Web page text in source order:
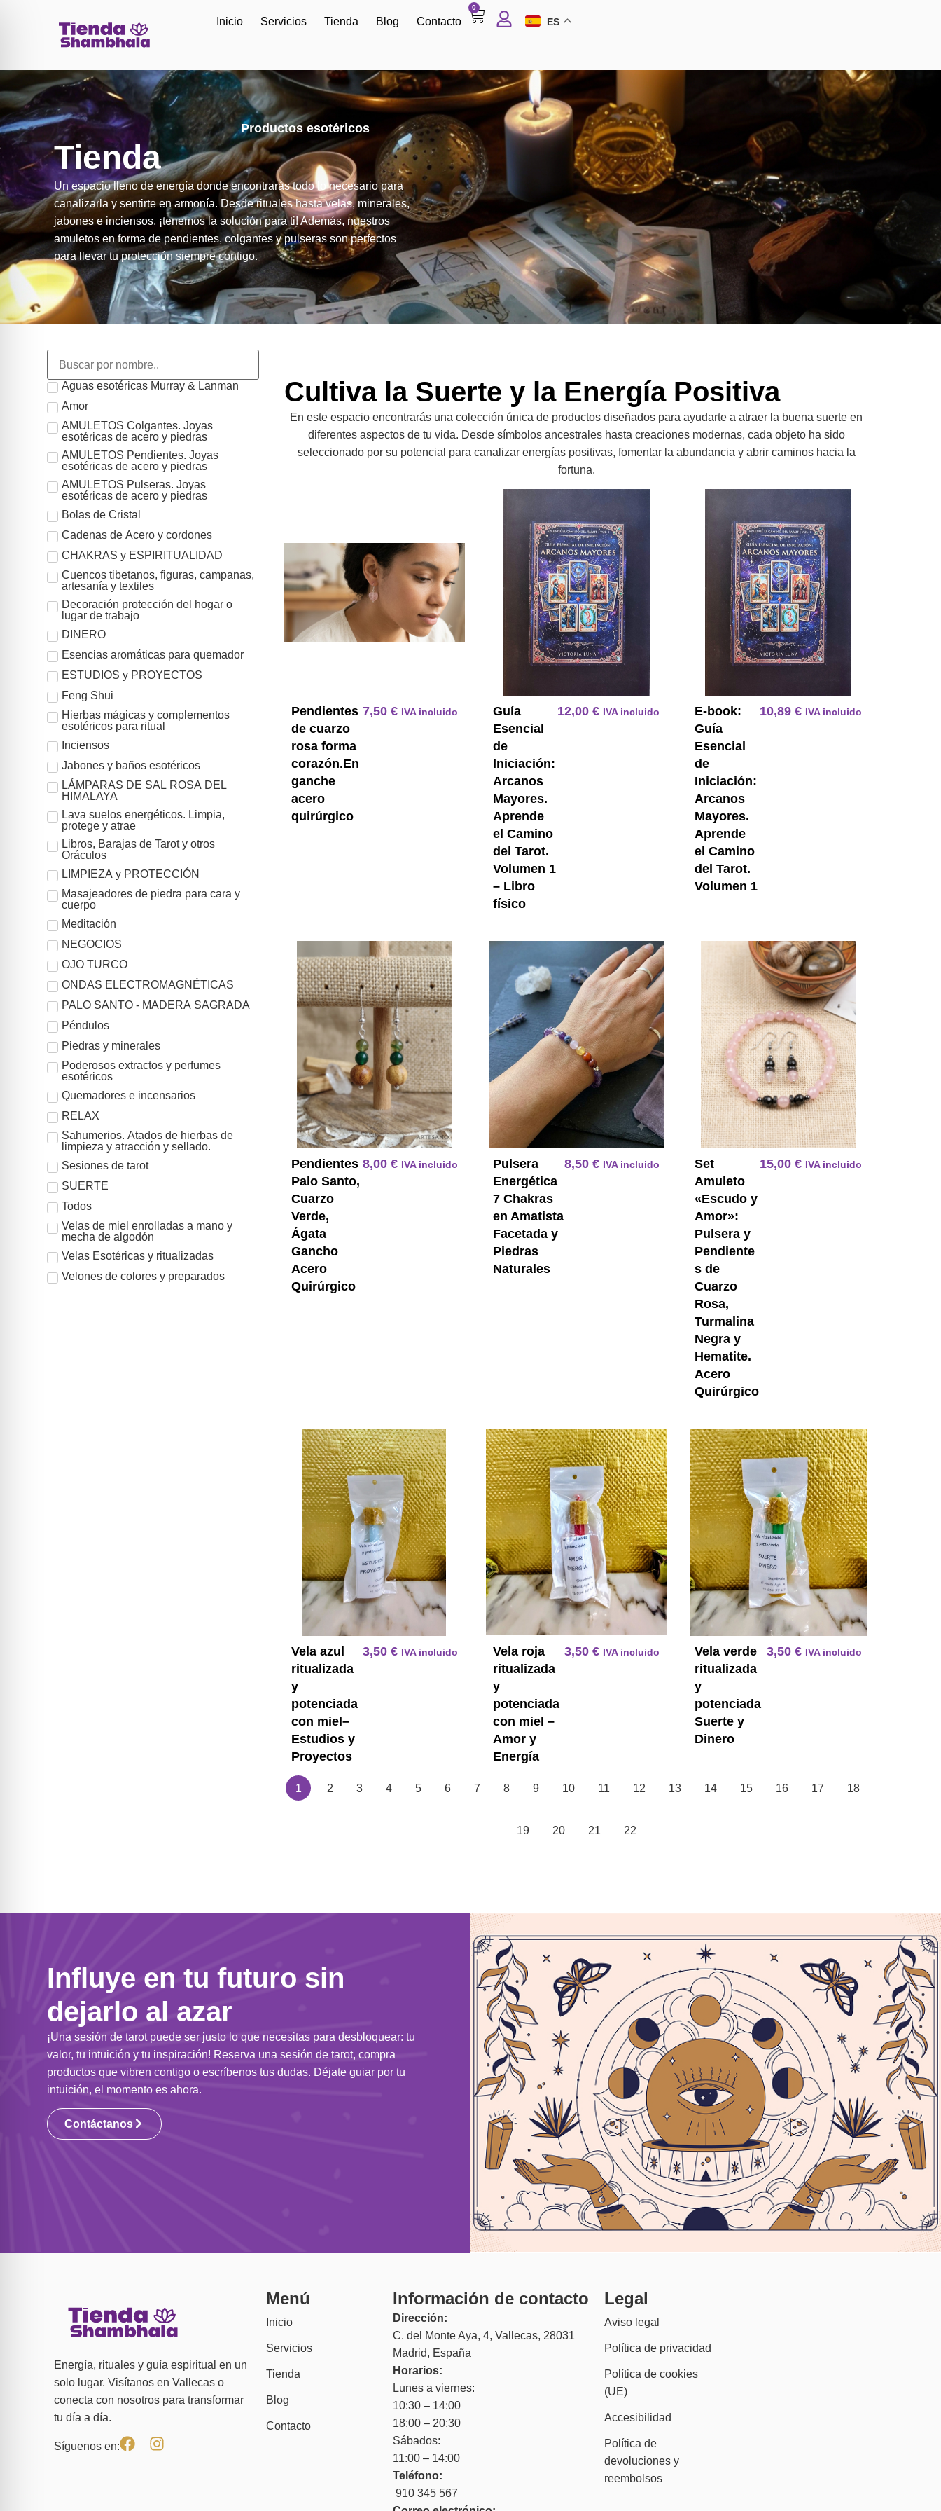
Inicio Servicios Tienda Blog Contacto
0
ES
Productos esotéricos
Tienda
Un espacio lleno de energía donde encontrarás todo lo necesario para
canalizarla y sentirte en armonía. Desde rituales hasta velas, minerales,
jabones e inciensos, ¡tenemos la solución para ti! Además, nuestros
amuletos en forma de pendientes, colgantes y pulseras son perfectos
para llevar tu protección siempre contigo.
Aguas esotéricas Murray & Lanman
Amor
AMULETOS Colgantes. Joyas
esotéricas de acero y piedras
AMULETOS Pendientes. Joyas
esotéricas de acero y piedras
AMULETOS Pulseras. Joyas
esotéricas de acero y piedras
Bolas de Cristal
Cadenas de Acero y cordones
CHAKRAS y ESPIRITUALIDAD
Cuencos tibetanos, figuras, campanas,
artesanía y textiles
Decoración protección del hogar o
lugar de trabajo
DINERO
Esencias aromáticas para quemador
ESTUDIOS y PROYECTOS
Feng Shui
Hierbas mágicas y complementos
esotéricos para ritual
Inciensos
Jabones y baños esotéricos
LÁMPARAS DE SAL ROSA DEL
HIMALAYA
Lava suelos energéticos. Limpia,
protege y atrae
Libros, Barajas de Tarot y otros
Oráculos
LIMPIEZA y PROTECCIÓN
Masajeadores de piedra para cara y
cuerpo
Meditación
NEGOCIOS
OJO TURCO
ONDAS ELECTROMAGNÉTICAS
PALO SANTO - MADERA SAGRADA
Péndulos
Piedras y minerales
Poderosos extractos y perfumes
esotéricos
Quemadores e incensarios
RELAX
Sahumerios. Atados de hierbas de
limpieza y atracción y sellado.
Sesiones de tarot
SUERTE
Todos
Velas de miel enrolladas a mano y
mecha de algodón
Velas Esotéricas y ritualizadas
Velones de colores y preparados
Cultiva la Suerte y la Energía Positiva
En este espacio encontrarás una colección única de productos diseñados para ayudarte a atraer la buena suerte en
diferentes aspectos de tu vida. Desde símbolos ancestrales hasta creaciones modernas, cada objeto ha sido
seleccionado por su potencial para canalizar energías positivas, fomentar la abundancia y abrir caminos hacia la
fortuna.
Pendientes
de cuarzo
rosa forma
corazón.En
ganche
acero
quirúrgico
7,50€ IVA incluido
Guía
Esencial
de
Iniciación:
Arcanos
Mayores.
Aprende
el Camino
del Tarot.
Volumen 1
– Libro
físico
12,00€ IVA incluido
E-book:
Guía
Esencial
de
Iniciación:
Arcanos
Mayores.
Aprende
el Camino
del Tarot.
Volumen 1
10,89 € IVA incluido
Pendientes Palo Santo Cuarzo Verde Agata Gancho Acero Quirurgico
Pendientes
Palo Santo,
Cuarzo
Verde,
Ágata
Gancho
Acero
Quirúrgico
8,00€ IVA incluido
Pulsera Energetica 7 Chakras En Amatista Facetada
Pulsera
Energética
7 Chakras
en Amatista
Facetada y
Piedras
Naturales
8,50€ IVA incluido
Set
Amuleto
«Escudo y
Amor»:
Pulsera y
Pendiente
s de
Cuarzo
Rosa,
Turmalina
Negra y
Hematite.
Acero
Quirúrgico
15,00 € IVA incluido
Vela De Miel Y Azul Estudios Y Proyectos
Vela azul
ritualizada
y
potenciada
con miel–
Estudios y
Proyectos
3,50€ IVA incluido
Vela Roja Ritualizada Y Potenciada Con Miel Amor Y
Vela roja
ritualizada
y
potenciada
con miel –
Amor y
Energía
3,50€ IVA incluido
Vela verde
ritualizada
y
potenciada
Suerte y
Dinero
3,50 € IVA incluido
1 2 3 4 5 6 7 8 9 10 11 12 13 14 15 16 17 18
19 20 21 22
Influye en tu futuro sin
dejarlo al azar
¡Una sesión de tarot puede ser justo lo que necesitas para desbloquear: tu
valor, tu intuición y tu inspiración! Reserva una sesión de tarot, compra
productos que vibren contigo o escríbenos tus dudas. Déjate guiar por tu
intuición, el momento es ahora.
Contáctanos
Energía, rituales y guía espiritual en un
solo lugar. Visítanos en Vallecas o
conecta con nosotros para transformar
tu día a día.
Síguenos en:
Menú
Inicio
Servicios
Tienda
Blog
Contacto
Información de contacto
Dirección:
C. del Monte Aya, 4, Vallecas, 28031
Madrid, España
Horarios:
Lunes a viernes:
10:30 – 14:00
18:00 – 20:30
Sábados:
11:00 – 14:00
Teléfono:
910 345 567
Legal
Aviso legal
Política de privacidad
Política de cookies
(UE)
Accesibilidad
Política de
devoluciones y
reembolsos